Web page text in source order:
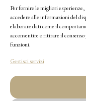
Per fornire le migliori
accedere alle informazioni del
elaborare dati come il
acconsentire o ritirare il
funzioni.
Gestisci servizi35020 Arzergrande